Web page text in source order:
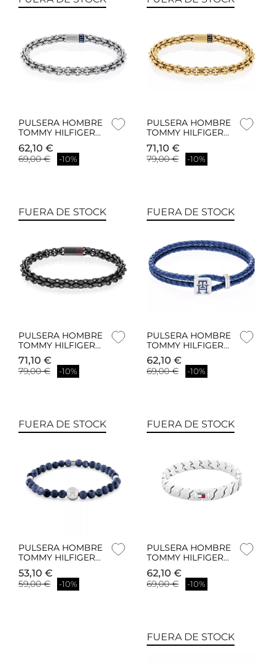
PULSERA HOMBRE
TOMMY HILFIGER
2790521
62,10 €
69,00 € -10%
PULSERA HOMBRE
TOMMY HILFIGER
2790522
71,10 €
79,00 € -10%
FUERA DE STOCK
PULSERA HOMBRE
TOMMY HILFIGER
2790523
71,10 €
79,00 € -10%
FUERA DE STOCK
PULSERA HOMBRE
TOMMY HILFIGER
2790530
62,10 €
69,00 € -10%
FUERA DE STOCK
PULSERA HOMBRE
TOMMY HILFIGER
2790608
53,10 €
59,00 € -10%
FUERA DE STOCK
PULSERA HOMBRE
TOMMY HILFIGER
LARS 2790619
62,10 €
69,00 € -10%
FUERA DE STOCK